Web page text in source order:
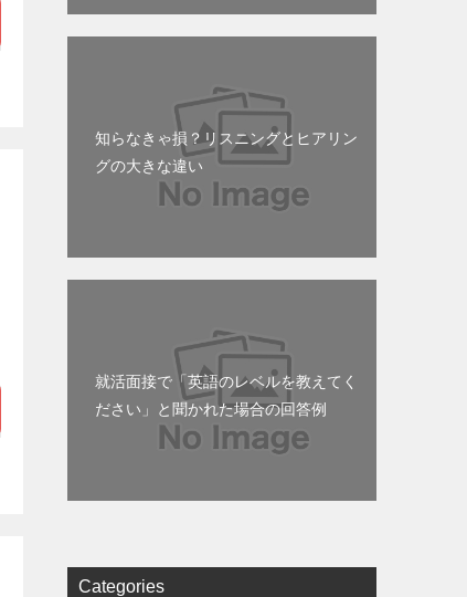
知らなきゃ損？リスニングとヒアリン
グの大きな違い
就活面接で「英語のレベルを教えてく
ださい」と聞かれた場合の回答例
Categories